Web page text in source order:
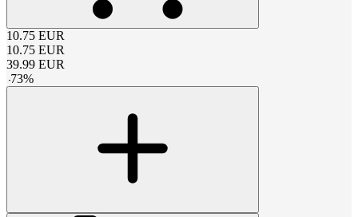
10.75 EUR
10.75 EUR
39.99 EUR
-73%